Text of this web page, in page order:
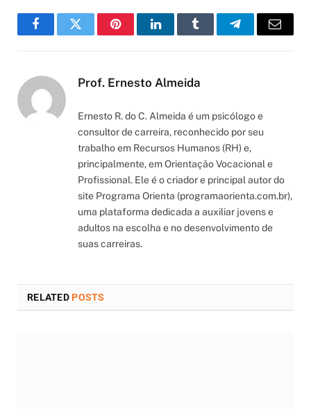
FacebookTwitter PinterestLinkedInTumblr TelegramEmail
Prof. Ernesto Almeida
Ernesto R. do C. Almeida é um psicólogo e
consultor de carreira, reconhecido por seu
trabalho em Recursos Humanos (RH) e,
principalmente, em Orientação Vocacional e
Profissional. Ele é o criador e principal autor do
site Programa Orienta (programaorienta.com.br),
uma plataforma dedicada a auxiliar jovens e
adultos na escolha e no desenvolvimento de
suas carreiras.
RELATEDPOSTS